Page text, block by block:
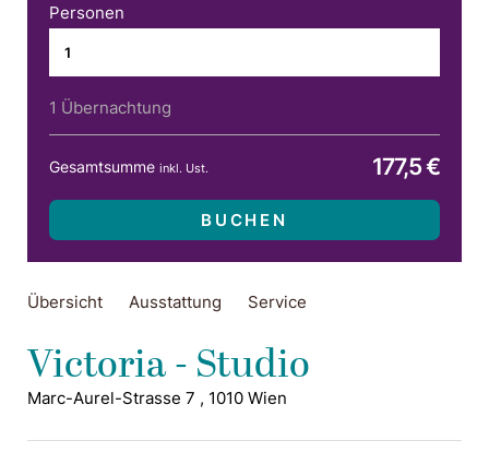
Personen
1 Übernachtung
Gesamtsumme inkl. Ust. 177,5 €
BUCHEN
Übersicht Ausstattung Service
Victoria - Studio
Marc-Aurel-Strasse 7 , 1010 Wien